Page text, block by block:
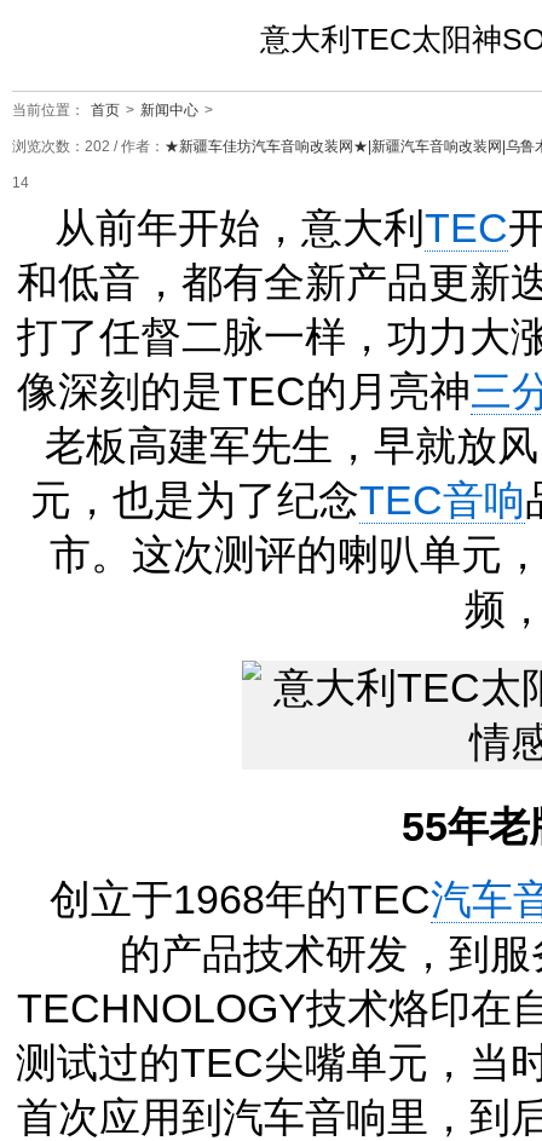
意大利TEC太阳神
当前位置： 首页 > 新闻中心 >
浏览次数： 202 / 作者： ★新疆车佳坊汽车音响改装网★|新疆汽车音响改装网|乌鲁
14
从前年开始，意大利 TEC
和低音，都有全新产品更新
打了任督二脉一样，功力大
像深刻的是TEC的月亮神三
老板高建军先生，早就放
元，也是为了纪念TEC音响
市。这次测评的喇叭单元
频
55年老
创立于1968年的TEC汽车
的产品技术研发，到
TECHNOLOGY技术烙印在
测试过的TEC尖嘴单元，当
首次应用到汽车音响里，到